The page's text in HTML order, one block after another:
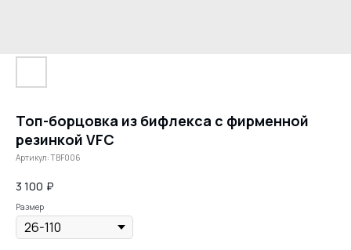
Топ-борцовка из бифлекса с фирменной
резинкой VFC
Артикул:TBF006
3 100 ₽
Размер